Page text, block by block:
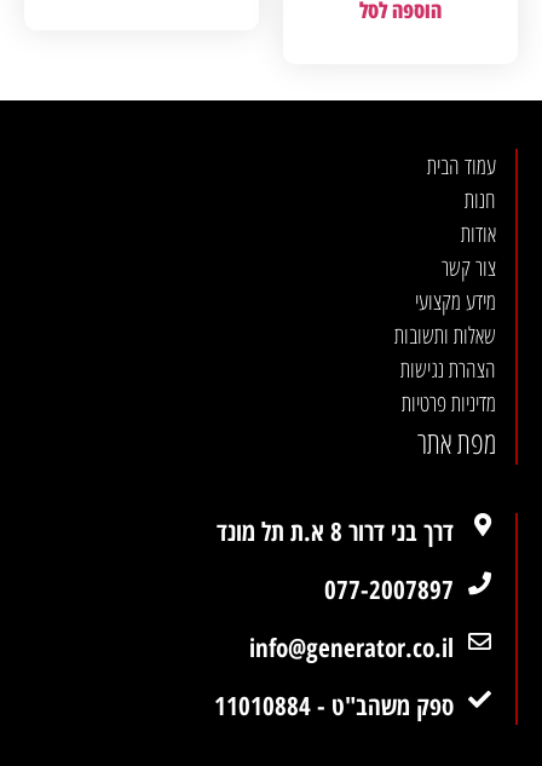
הוספה לסל
עמוד הבית
חנות
אודות
צור קשר
מידע מקצועי
שאלות ותשובות
הצהרת נגישות
מדיניות פרטיות
מפת אתר
דרך בני דרור 8 א.ת תל מונד
077-2007897
info@generator.co.il
ספק משהב"ט - 11010884